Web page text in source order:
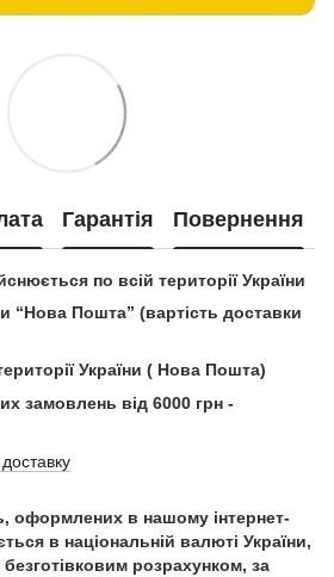
Гарантія Повернення
по всій території України
“Нова Пошта” (вартість доставки
України ( Нова Пошта)
замовлень від 6000 грн -
оформлених в нашому інтернет-
в національній валюті України,
розрахунком, за